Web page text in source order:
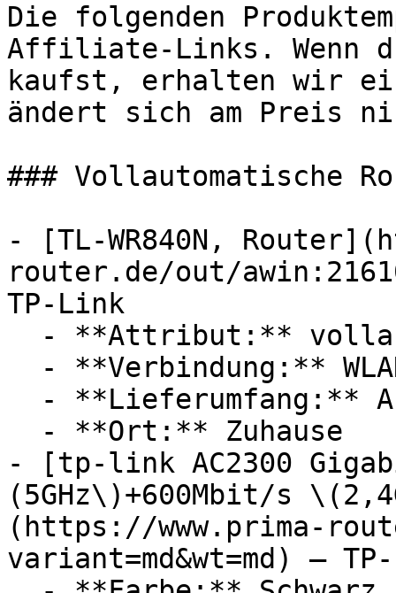
Die folgenden
Affiliate-Links. Wenn
kaufst, erhalten wir
ändert sich am Preis
### Vollautomatische
- [TL-WR840N,
router.de/out/
TP-Link
- [tp-link AC2300
(5GHz\)+600Mbit/s
(https://www.prima-
variant=md&wt=md) —